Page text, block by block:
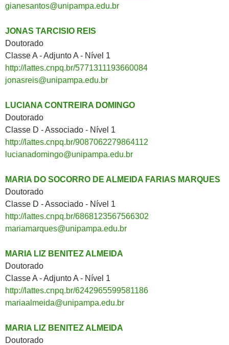
gianesantos@unipampa.edu.br
JONAS TARCISIO REIS
Doutorado
Classe A - Adjunto A - Nível 1
http://lattes.cnpq.br/5771311193660084
jonasreis@unipampa.edu.br
LUCIANA CONTREIRA DOMINGO
Doutorado
Classe D - Associado - Nível 1
http://lattes.cnpq.br/9087062279864112
lucianadomingo@unipampa.edu.br
MARIA DO SOCORRO DE ALMEIDA FARIAS MARQUES
Doutorado
Classe D - Associado - Nível 1
http://lattes.cnpq.br/6868123567566302
mariamarques@unipampa.edu.br
MARIA LIZ BENITEZ ALMEIDA
Doutorado
Classe A - Adjunto A - Nível 1
http://lattes.cnpq.br/6242965599581186
mariaalmeida@unipampa.edu.br
MARIA LIZ BENITEZ ALMEIDA
Doutorado